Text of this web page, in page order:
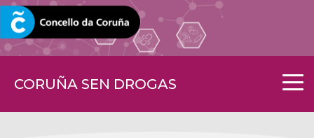
CORUÑA SEN DROGAS
CORUNA.GAL